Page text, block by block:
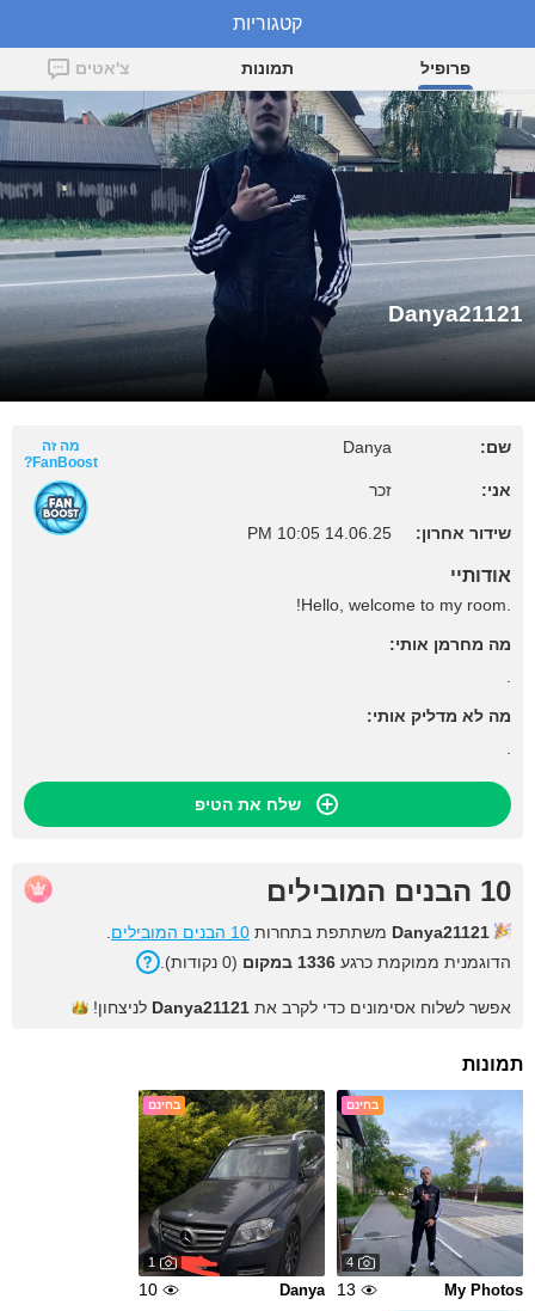
Danya21121
פרופיל תמונות צ'אטים
Danya21121
שם: Danya
אני: זכר
שידור אחרון: 14.06.25 10:05 PM
מה זה
FanBoost?
אודותיי
מה מחרמן אותי:
מה לא מדליק אותי:
שלח את הטיפ
10 הבנים המובילים
Danya21121 משתתפת בתחרות 10 הבנים המובילים
הדוגמנית ממוקמת כרגע 1336 במקום (0 נקודות).
אפשר לשלוח אסימונים כדי לקרב את Danya21121 לניצחון!
תמונות
בחינם
4
My Photos
13
בחינם
1
Danya
10
קטגוריות